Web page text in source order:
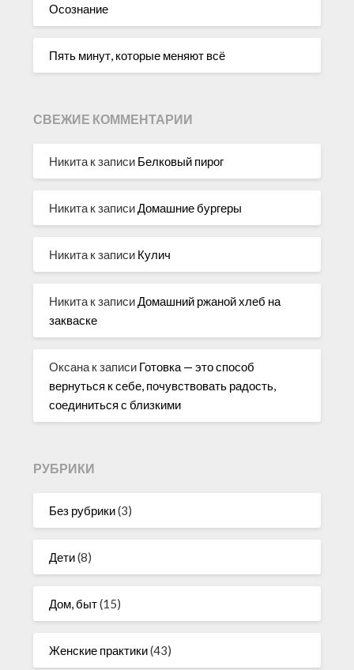
Осознание
Пять минут, которые меняют всё
СВЕЖИЕ КОММЕНТАРИИ
Никита к записи Белковый пирог
Никита к записиДомашние бургеры
Никита к записи Кулич
Никита к записиДомашний ржаной хлеб на
закваске
Оксана к записи Готовка — это способ
вернуться к себе, почувствовать радость,
соединиться с близкими
РУБРИКИ
Без рубрики(3)
Дети(8)
Дом, быт(15)
Женские практики(43)